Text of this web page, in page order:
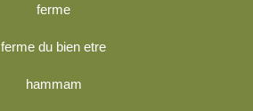
ferme
ferme du bien etre
hammam